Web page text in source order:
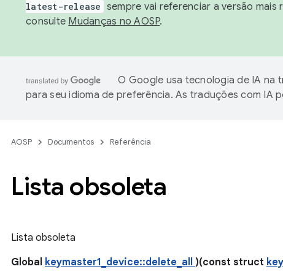
latest-release sempre vai referenciar a versão mais
consulte Mudanças no AOSP.
O Google usa tecnologia de IA na
para seu idioma de preferência. As traduções com IA
AOSP Documentos Referência
Lista obsoleta
Lista obsoleta
Global keymaster1_device::delete_all )(const struct